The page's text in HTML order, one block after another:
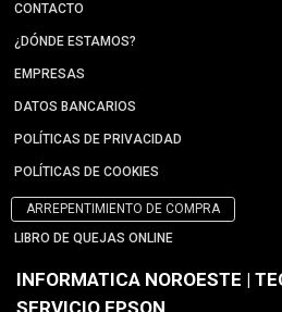
CONTACTO
¿DÓNDE ESTAMOS?
EMPRESAS
DATOS BANCARIOS
POLÍTICAS DE PRIVACIDAD
POLÍTICAS DE COOKIES
ARREPENTIMIENTO DE COMPRA
LIBRO DE QUEJAS ONLINE
INFORMATICA NOROESTE |